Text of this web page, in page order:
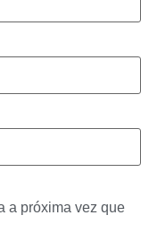
a próxima vez que